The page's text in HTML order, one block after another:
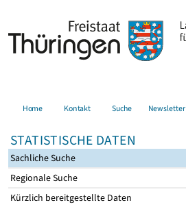
Home Kontakt Suche Newsletter
STATISTISCHE DATEN
Sachliche Suche
Regionale Suche
Kürzlich bereitgestellte Daten